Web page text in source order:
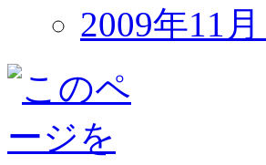
2009年11